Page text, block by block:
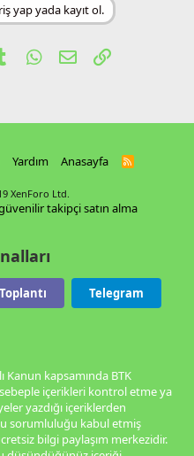
yap yada kayıt ol.
TumblrWhatsApp
E-postaLink
Yardım Anasayfa
R
XenForo Ltd.
takipçi satın alma
Telegram
Kanun kapsamında BTK
sebeple içerikleri kontrol etme ya
yazdığı içeriklerden
sorumluluğu kabul etmiş
bilgi paylaşım merkezidir.